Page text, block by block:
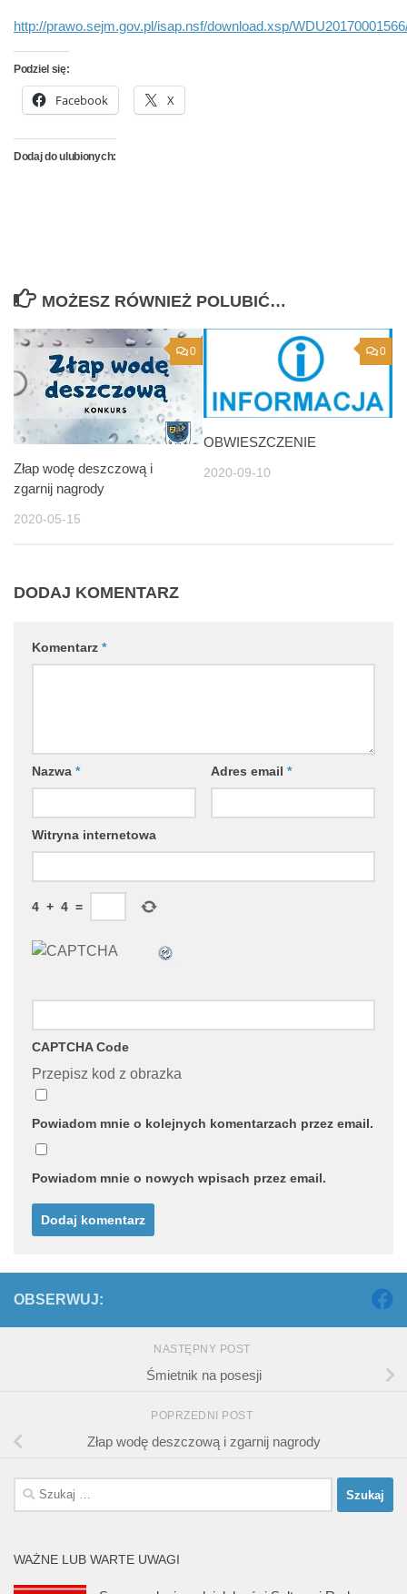
http://prawo.sejm.gov.pl/isap.nsf/download.xsp/
Podziel się:
Facebook X
Dodaj do ulubionych:
MOŻESZ RÓWNIEŻ POLUBIĆ…
0
Złap wodę deszczową i
zgarnij nagrody
2020-05-15
0
OBWIESZCZENIE
2020-09-10
DODAJ KOMENTARZ
Komentarz *
Nazwa * Adres email *
Witryna internetowa
4 + 4 =
CAPTCHA Code
Przepisz kod z obrazka
Powiadom mnie o kolejnych komentarzach przez email.
Powiadom mnie o nowych wpisach przez email.
OBSERWUJ:
NASTĘPNY POST
Śmietnik na posesji
POPRZEDNI POST
Złap wodę deszczową i zgarnij nagrody
Szukaj:
WAŻNE LUB WARTE UWAGI